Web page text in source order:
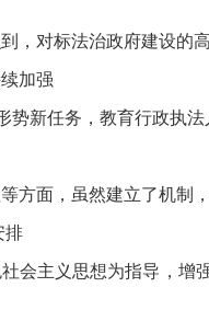
对标法治政府建设的
加强
新任务，教育行政执法
面，虽然建立了机制
主义思想为指导，增强